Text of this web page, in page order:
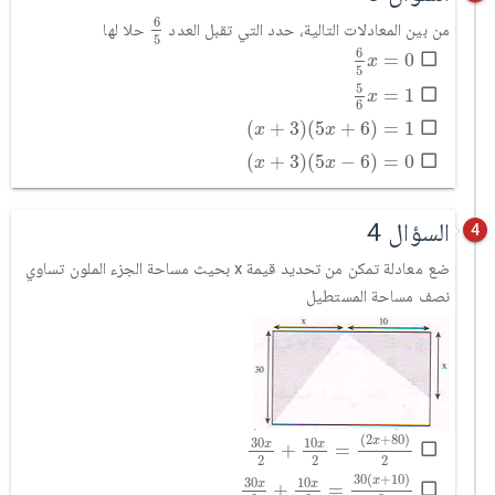
من بين المعادلات التالية، حدد التي تقبل العدد 6
5
6
حلا لها
6
5 x = 0
6
5
6 x = 1
5
(x + 3)(5x + 6) = 1
(x+ 3 )(5x+6 )= 1
(x + 3)(5x − 6) = 0
(x+ 3 )(5x-6 0
4 السؤال 4
ضع معادلة تمكن من تحديد قيمة x بحيث مساحة الجزء الملون تساوي
نصف مساحة المستطيل
30x
2 + 10x
2 = (2x+80)
2
30x2+10x2=2x+802
30x + 10x = 30(x+10)
30x 10x 30x+10